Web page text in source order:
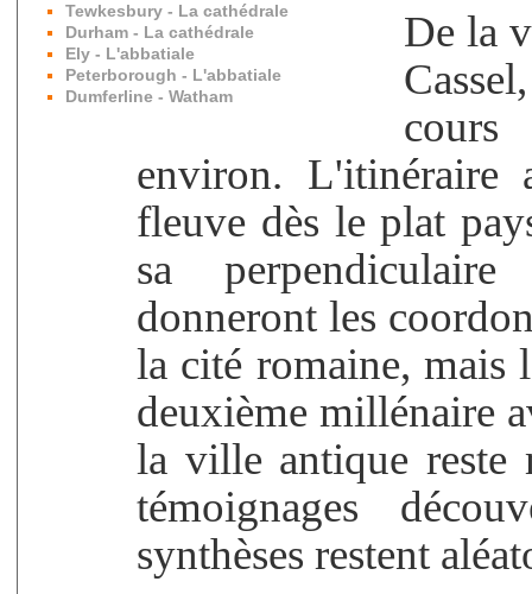
Tewkesbury - La cathédrale
Durham - La cathédrale
Ely - L'abbatiale
Peterborough - L'abbatiale
Dumferline - Watham
De la
environ. L'itinéraire
fleuve dès le plat
sa
donneront les
la cité romaine, mais
deuxième millénaire
la ville antique reste
témoignages
synthèses restent